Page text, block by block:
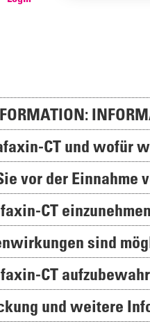
CT und wofür
vor der Einnahme
CT
sind
CT
und weitere